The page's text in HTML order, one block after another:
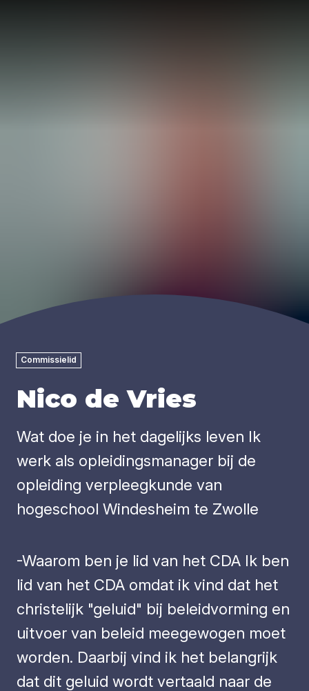
Commissielid
Nico de Vries
Wat doe je in het dagelijks leven Ik
werk als opleidingsmanager bij de
opleiding verpleegkunde van
hogeschool Windesheim te Zwolle
-Waarom ben je lid van het CDA Ik ben
lid van het CDA omdat ik vind dat het
christelijk "geluid" bij beleidvorming en
uitvoer van beleid meegewogen moet
worden. Daarbij vind ik het belangrijk
dat dit geluid wordt vertaald naar de